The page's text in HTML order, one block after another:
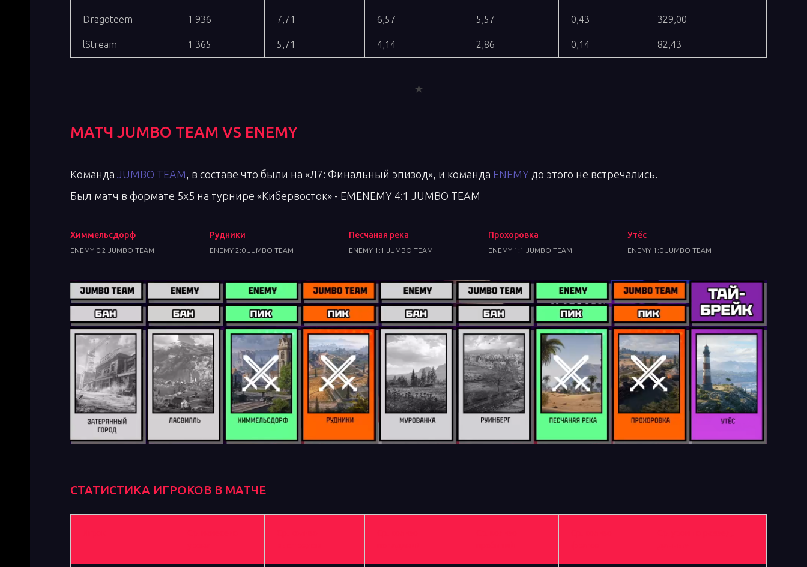
Dragoteem 1 936 7,71 6,57 5,57 0,43 329,00
lStream 1 365 5,71 4,14 2,86 0,14 82,43
МАТЧ JUMBO TEAM VS ENEMY
Команда JUMBO TEAM , в составе что были на «Л7: Финальный эпизод», и команда ENEMY до этого не встречались.
Был матч в формате 5х5 на турнире «Кибервосток» - EMENEMY 4:1 JUMBO TEAM
Химмельсдорф
ENEMY 0:2 JUMBO TEAM
Рудники
ENEMY 2:0 JUMBO TEAM
Песчаная река
ENEMY 1:1 JUMBO TEAM
Прохоровка
ENEMY 1:1 JUMBO TEAM
Утёс
ENEMY 1:0 JUMBO TEAM
СТАТИСТИКА ИГРОКОВ В МАТЧЕ